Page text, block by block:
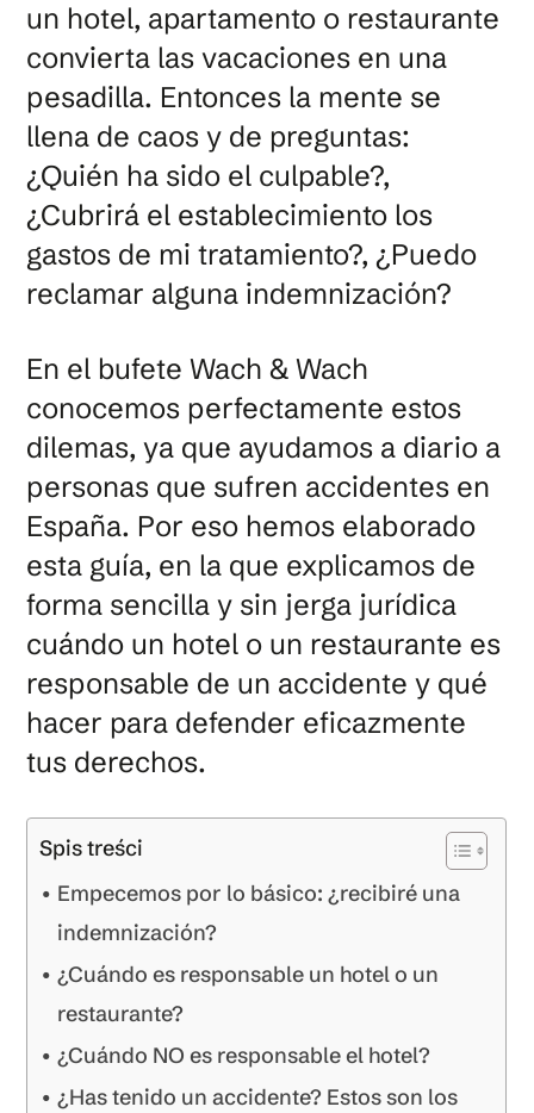
un hotel, apartamento o restaurante
convierta las vacaciones en una
pesadilla. Entonces la mente se
llena de caos y de preguntas:
¿Quién ha sido el culpable?,
¿Cubrirá el establecimiento los
gastos de mi tratamiento?, ¿Puedo
reclamar alguna indemnización?
En el bufete Wach & Wach
conocemos perfectamente estos
dilemas, ya que ayudamos a diario a
personas que sufren accidentes en
España. Por eso hemos elaborado
esta guía, en la que explicamos de
forma sencilla y sin jerga jurídica
cuándo un hotel o un restaurante es
responsable de un accidente y qué
hacer para defender eficazmente
tus derechos.
Spis treści
Empecemos por lo básico: ¿recibiré una
indemnización?
¿Cuándo es responsable un hotel o un
restaurante?
¿Cuándo NO es responsable el hotel?
¿Has tenido un accidente? Estos son los